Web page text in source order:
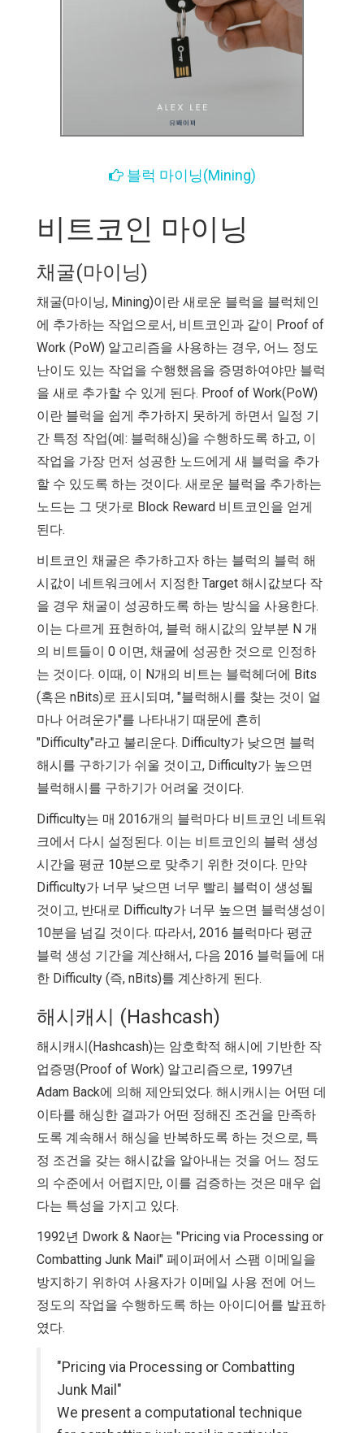
블럭 마이닝(Mining)
비트코인 마이닝
채굴(마이닝)
채굴(마이닝, Mining)이란 새로운 블럭을 블럭체인
에 추가하는 작업으로서, 비트코인과 같이 Proof of
Work (PoW) 알고리즘을 사용하는 경우, 어느 정도
난이도 있는 작업을 수행했음을 증명하여야만 블럭
을 새로 추가할 수 있게 된다. Proof of Work(PoW)
이란 블럭을 쉽게 추가하지 못하게 하면서 일정 기
간 특정 작업(예: 블럭해싱)을 수행하도록 하고, 이
작업을 가장 먼저 성공한 노드에게 새 블럭을 추가
할 수 있도록 하는 것이다. 새로운 블럭을 추가하는
노드는 그 댓가로 Block Reward 비트코인을 얻게
된다.
비트코인 채굴은 추가하고자 하는 블럭의 블럭 해
시값이 네트워크에서 지정한 Target 해시값보다 작
을 경우 채굴이 성공하도록 하는 방식을 사용한다.
이는 다르게 표현하여, 블럭 해시값의 앞부분 N 개
의 비트들이 0 이면, 채굴에 성공한 것으로 인정하
는 것이다. 이때, 이 N개의 비트는 블럭헤더에 Bits
(혹은 nBits)로 표시되며, "블럭해시를 찾는 것이 얼
마나 어려운가"를 나타내기 때문에 흔히
"Difficulty"라고 불리운다. Difficulty가 낮으면 블럭
해시를 구하기가 쉬울 것이고, Difficulty가 높으면
블럭해시를 구하기가 어려울 것이다.
Difficulty는 매 2016개의 블럭마다 비트코인 네트워
크에서 다시 설정된다. 이는 비트코인의 블럭 생성
시간을 평균 10분으로 맞추기 위한 것이다. 만약
Difficulty가 너무 낮으면 너무 빨리 블럭이 생성될
것이고, 반대로 Difficulty가 너무 높으면 블럭생성이
10분을 넘길 것이다. 따라서, 2016 블럭마다 평균
블럭 생성 기간을 계산해서, 다음 2016 블럭들에 대
한 Difficulty (즉, nBits)를 계산하게 된다.
해시캐시 (Hashcash)
해시캐시(Hashcash)는 암호학적 해시에 기반한 작
업증명(Proof of Work) 알고리즘으로, 1997년
Adam Back에 의해 제안되었다. 해시캐시는 어떤 데
이타를 해싱한 결과가 어떤 정해진 조건을 만족하
도록 계속해서 해싱을 반복하도록 하는 것으로, 특
정 조건을 갖는 해시값을 알아내는 것을 어느 정도
의 수준에서 어렵지만, 이를 검증하는 것은 매우 쉽
다는 특성을 가지고 있다.
1992년 Dwork & Naor는 "Pricing via Processing or
Combatting Junk Mail" 페이퍼에서 스팸 이메일을
방지하기 위하여 사용자가 이메일 사용 전에 어느
정도의 작업을 수행하도록 하는 아이디어를 발표하
였다.
"Pricing via Processing or Combatting
Junk Mail"
We present a computational technique